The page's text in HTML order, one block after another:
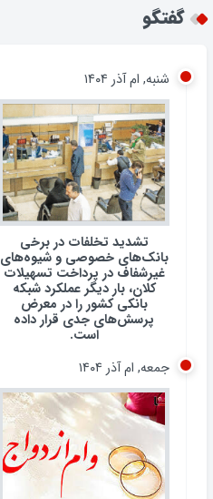
گفتگو
شنبه, ام آذر ۱۴۰۴
تشدید تخلفات در برخی
بانک‌های خصوصی و شیوه‌های
غیرشفاف در پرداخت تسهیلات
کلان، بار دیگر عملکرد شبکه
بانکی کشور را در معرض
پرسش‌های جدی قرار داده
است.
جمعه, ام آذر ۱۴۰۴